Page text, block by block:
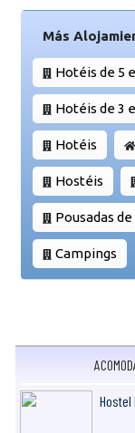
Más
Hotéis de 5
Hotéis de 3
Hotéis
Hostéis
Pousadas
Campings
Hostel